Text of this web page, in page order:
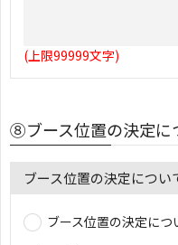
(上限99999文字)
⑧ブース位置の決定に
ブース位置の決定につい
ブース位置の決定につ